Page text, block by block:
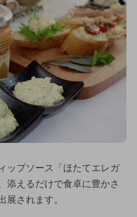
ップソース「ほたてエレガ
添えるだけで食卓に豊かさ
展されます。